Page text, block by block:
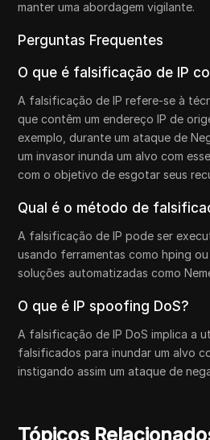
manter uma abordagem vigilante.
Perguntas Frequentes
O que é falsificação de IP
A falsificação de IP refere-se à
que contêm um endereço IP de
exemplo, durante um ataque de
um invasor inunda um alvo com
com o objetivo de esgotar seus
Qual é o método de
A falsificação de IP pode ser
usando ferramentas como hping
soluções automatizadas como
O que é IP spoofing DoS?
A falsificação de IP DoS implica a
falsificados para inundar um alvo
instigando assim um ataque de
Tópicos